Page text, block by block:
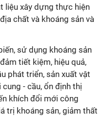
liệu xây dựng thực hiện
chất và khoáng sản và
sử dụng khoáng sản
tiết kiệm, hiệu quả,
phát triển, sản xuất vật
- cầu, ổn định thị
khích đổi mới công
trị khoáng sản, giảm thất